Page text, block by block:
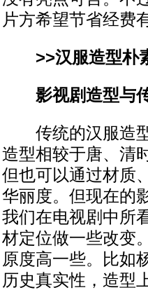
片方希望节省经费
>>汉服造型朴
影视剧造型与传
传统的汉服造型
造型相较于唐、清
但也可以通过材质
华丽度。但现在的
我们在电视剧中所
材定位做一些改变
原度高一些。比如
历史真实性，造型